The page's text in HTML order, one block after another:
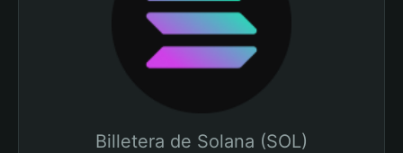
Billetera de Solana (SOL)